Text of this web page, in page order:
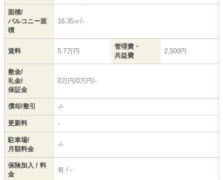
面積/
バルコニー面
積
16.35㎡/-
賃料 5.7万円
管理費・
共益費
2,500円
敷金/
礼金/
保証金
0万円/0万円/-
償却/敷引 -/-
更新料 -
駐車場/
月額料金
-/-
保険加入 / 料
金
有 / -